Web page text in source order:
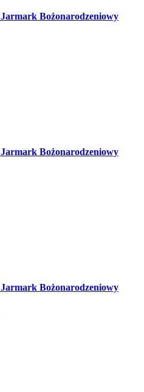
Jarmark Bożonarodzeniowy
Jarmark Bożonarodzeniowy
Jarmark Bożonarodzeniowy